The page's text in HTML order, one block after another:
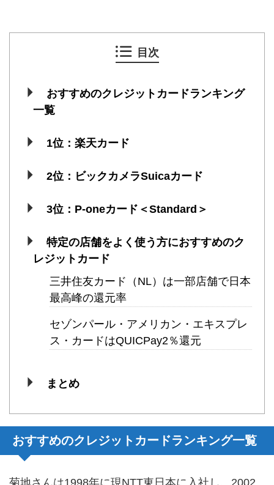
目次
おすすめのクレジットカードランキング
一覧
1位：楽天カード
2位：ビックカメラSuicaカード
3位：P-oneカード＜Standard＞
特定の店舗をよく使う方におすすめのク
レジットカード
三井住友カード（NL）は一部店舗で日本
最高峰の還元率
セゾンパール・アメリカン・エキスプレ
ス・カードはQUICPay2％還元
まとめ
おすすめのクレジットカードランキング一覧